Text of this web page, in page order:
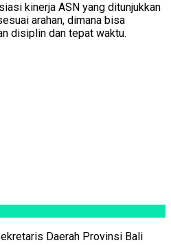
kinerja ASN yang ditunjukkan
arahan, dimana bisa
disiplin dan tepat waktu.
Daerah Provinsi Bali